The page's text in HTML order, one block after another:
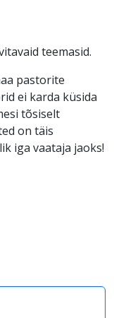
teemasid.
pastorite
ei karda küsida
tõsiselt
on täis
iga vaataja jaoks!